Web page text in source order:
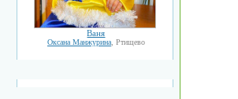
Ваня
Оксана Манжурина, Ртищево